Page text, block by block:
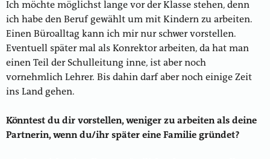
Ich möchte möglichst lange vor der Klasse stehen, denn
ich habe den Beruf gewählt um mit Kindern zu arbeiten.
Einen Büroalltag kann ich mir nur schwer vorstellen.
Eventuell später mal als Konrektor arbeiten, da hat man
einen Teil der Schulleitung inne, ist aber noch
vornehmlich Lehrer. Bis dahin darf aber noch einige Zeit
ins Land gehen.
Könntest du dir vorstellen, weniger zu arbeiten als deine
Partnerin, wenn du/ihr später eine Familie gründet?